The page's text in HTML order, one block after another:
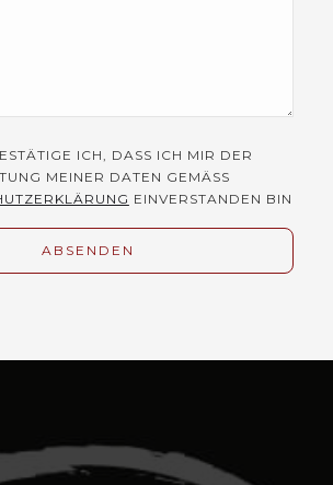
ICH, DASS ICH MIR DER
MEINER DATEN GEMÄSS
EINVERSTANDEN BIN